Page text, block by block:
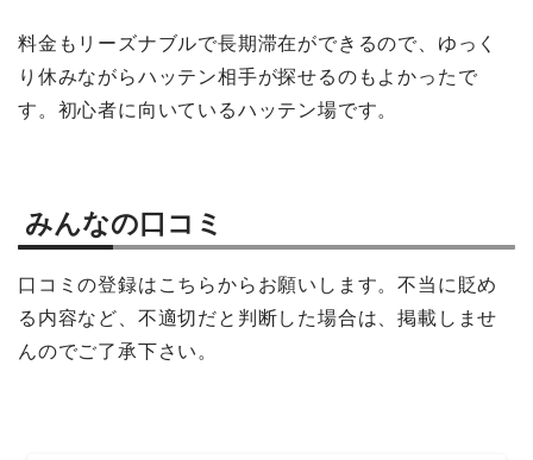
料金もリーズナブルで長期滞在ができるので、ゆっく
り休みながらハッテン相手が探せるのもよかったで
す。初心者に向いているハッテン場です。
みんなの口コミ
口コミの登録はこちらからお願いします。不当に貶め
る内容など、不適切だと判断した場合は、掲載しませ
んのでご了承下さい。